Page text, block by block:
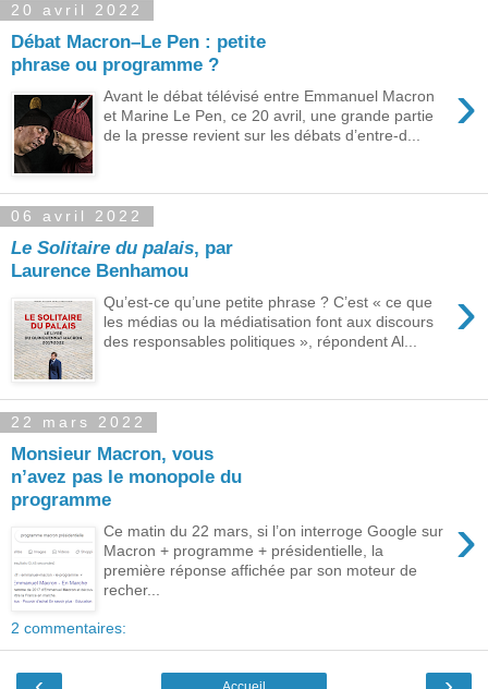
20 avril 2022
Débat Macron–Le Pen : petite
phrase ou programme ?
›
Avant le débat télévisé entre Emmanuel Macron
et Marine Le Pen, ce 20 avril, une grande partie
de la presse revient sur les débats d’entre-d...
06 avril 2022
Le Solitaire du palais, par
Laurence Benhamou
›
Qu’est-ce qu’une petite phrase ? C’est « ce que
les médias ou la médiatisation font aux discours
des responsables politiques », répondent Al...
22 mars 2022
Monsieur Macron, vous
n’avez pas le monopole du
programme
›
Ce matin du 22 mars, si l’on interroge Google sur
Macron + programme + présidentielle, la
première réponse affichée par son moteur de
recher...
2 commentaires: